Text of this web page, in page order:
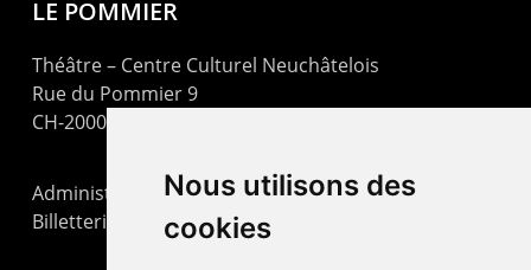
Nous utilisons des
cookies
LE POMMIER
Théâtre – Centre Culturel Neuchâtelois
Rue du Pommier 9
CH-2000 Neuchâtel
Administration : +41 32 725 03 03
Billetterie : +41 32 725 05 05